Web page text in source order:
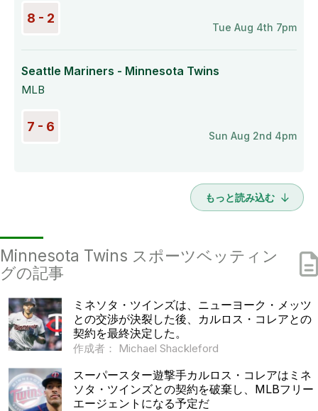
8 - 2
Tue Aug 4th 7pm
Seattle Mariners - Minnesota Twins
MLB
7 - 6
Sun Aug 2nd 4pm
もっと読み込む
Minnesota Twins スポーツベッティン
グの記事
ミネソタ・ツインズは、ニューヨーク・メッツ
との交渉が決裂した後、カルロス・コレアとの
契約を最終決定した。
作成者： Michael Shackleford
スーパースター遊撃手カルロス・コレアはミネ
ソタ・ツインズとの契約を破棄し、MLBフリー
エージェントになる予定だ